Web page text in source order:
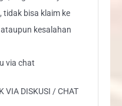
tidak bisa klaim ke
kesalahan
via chat
VIA DISKUSI / CHAT